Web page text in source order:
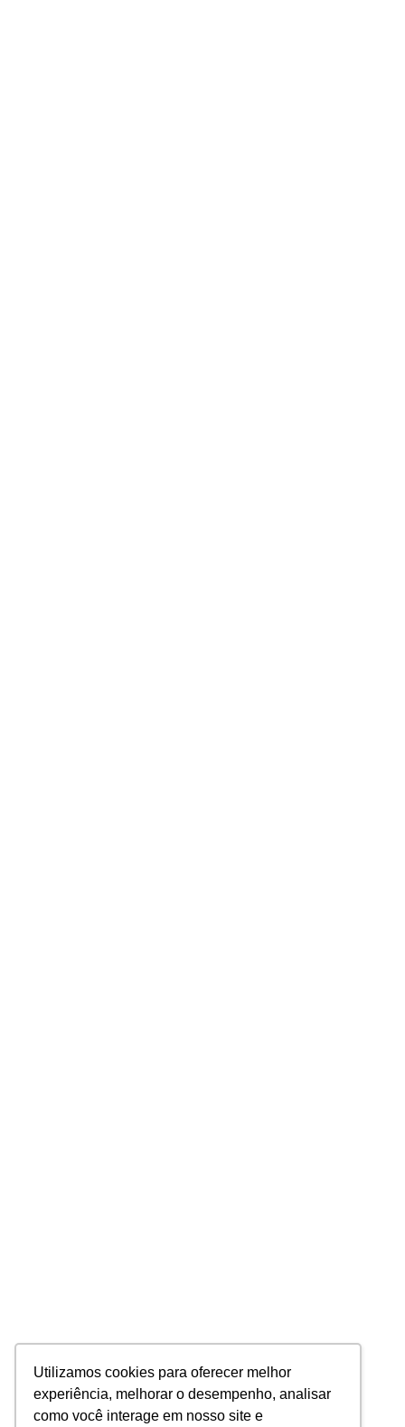
Utilizamos cookies para oferecer melhor
experiência, melhorar o desempenho, analisar
como você interage em nosso site e